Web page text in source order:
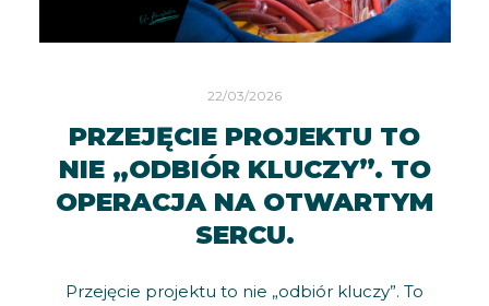
22/03/2026
PRZEJĘCIE PROJEKTU TO
NIE „ODBIÓR KLUCZY”. TO
OPERACJA NA OTWARTYM
SERCU.
Przejęcie projektu to nie „odbiór kluczy”. To